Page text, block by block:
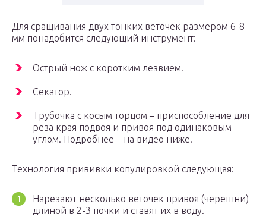
Для сращивания двух тонких веточек размером 6-8
мм понадобится следующий инструмент:
Острый нож с коротким лезвием.
Секатор.
Трубочка с косым торцом – приспособление для
реза края подвоя и привоя под одинаковым
углом. Подробнее – на видео ниже.
Технология прививки копулировкой следующая:
Нарезают несколько веточек привоя (черешни)
длиной в 2-3 почки и ставят их в воду.